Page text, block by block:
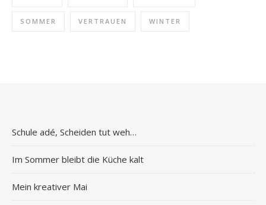
SOMMER VERTRAUEN WINTER
Schule adé, Scheiden tut weh…
Im Sommer bleibt die Küche kalt
Mein kreativer Mai